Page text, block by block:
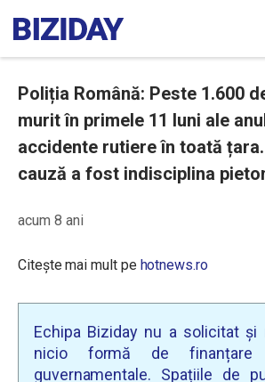
Poliția Română: Peste 1.600
murit în primele 11 luni ale
accidente rutiere în toată
cauză a fost indisciplina
acum 8 ani
Citește mai mult pe hotnews.ro
Echipa Biziday nu a solicitat și
nicio formă de finanțare
guvernamentale. Spațiile de